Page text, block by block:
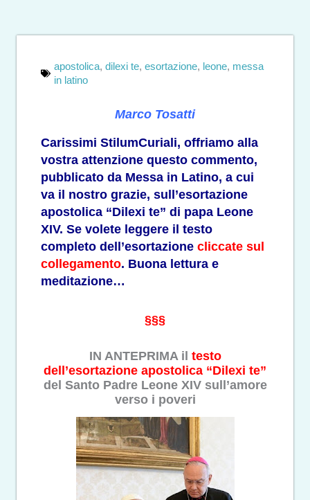
apostolica, dilexi te, esortazione, leone, messa
in latino
Marco Tosatti
Carissimi StilumCuriali, offriamo alla
vostra attenzione questo commento,
pubblicato da Messa in Latino, a cui
va il nostro grazie, sull’esortazione
apostolica “Dilexi te” di papa Leone
XIV. Se volete leggere il testo
completo dell’esortazione cliccate sul
collegamento. Buona lettura e
meditazione…
§§§
IN ANTEPRIMA il testo
dell’esortazione apostolica “Dilexi te”
del Santo Padre Leone XIV sull’amore
verso i poveri